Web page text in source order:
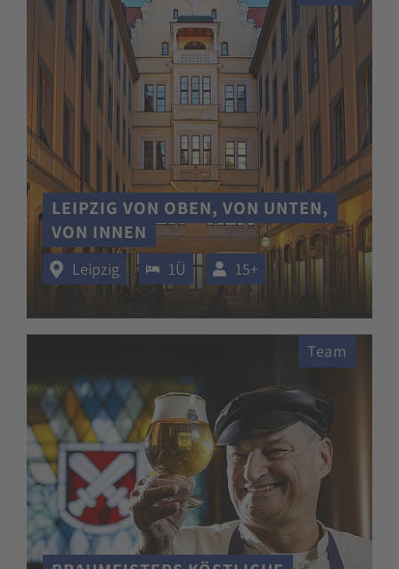
LEIPZIG VON OBEN, VON UNTEN,
VON INNEN
Leipzig 1Ü 15+
Team